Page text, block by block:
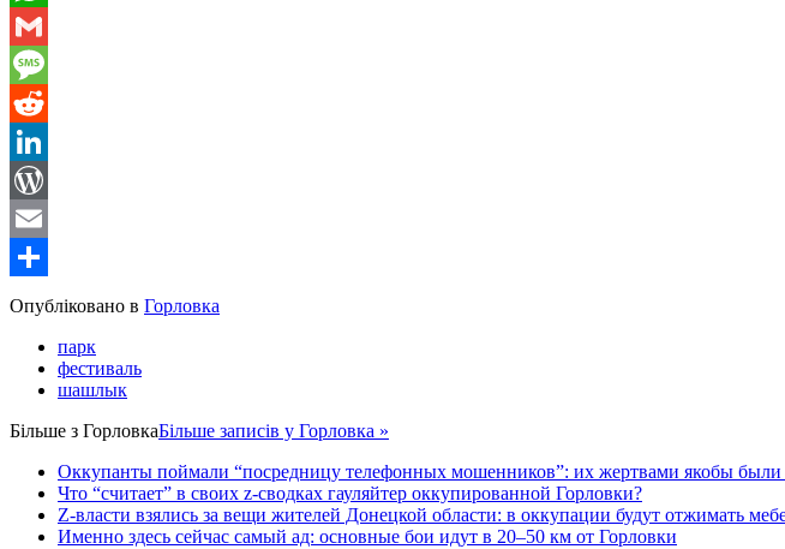
WhatsApp
Gmail
Message
Reddit
LinkedIn
WordPress
Email
Share
Опубліковано в Горловка
парк
фестиваль
шашлык
Більше з ГорловкаБільше записів у Горловка »
Оккупанты поймали “посредницу телефонных мошенников”: их жертвами якобы были
Что “считает” в своих z-сводках гауляйтер оккупированной Горловки?
Z-власти взялись за вещи жителей Донецкой области: в оккупации будут отжимать
Именно здесь сейчас самый ад: основные бои идут в 20–50 км от Горловки